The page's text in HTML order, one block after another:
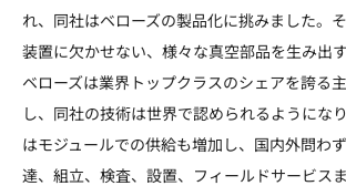
れ、同社はベローズの製品化に挑みました。
装置に欠かせない、様々な真空部品を生み出
ベローズは業界トップクラスのシェアを誇る
し、同社の技術は世界で認められるようにな
はモジュールでの供給も増加し、国内外問わ
達、組立、検査、設置、フィールドサービス